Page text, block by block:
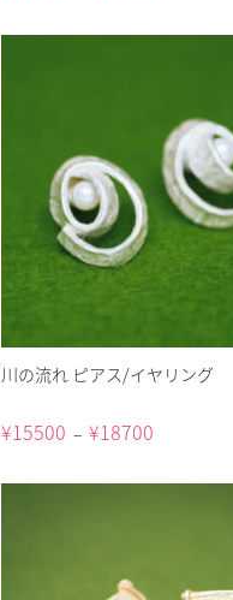
川の流れ ピアス/イヤリング
¥15500 – ¥18700